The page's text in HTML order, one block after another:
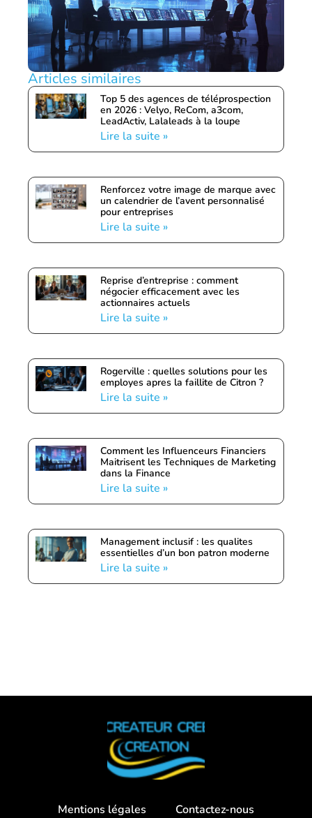
Articles similaires
Top 5 des agences de téléprospection
en 2026 : Velyo, ReCom, a3com,
LeadActiv, Lalaleads à la loupe
Lire la suite »
Renforcez votre image de marque avec
un calendrier de l’avent personnalisé
pour entreprises
Lire la suite »
Reprise d’entreprise : comment
négocier efficacement avec les
actionnaires actuels
Lire la suite »
Rogerville : quelles solutions pour les
employes apres la faillite de Citron ?
Lire la suite »
Comment les Influenceurs Financiers
Maitrisent les Techniques de Marketing
dans la Finance
Lire la suite »
Management inclusif : les qualites
essentielles d’un bon patron moderne
Lire la suite »
Mentions légales Contactez-nous